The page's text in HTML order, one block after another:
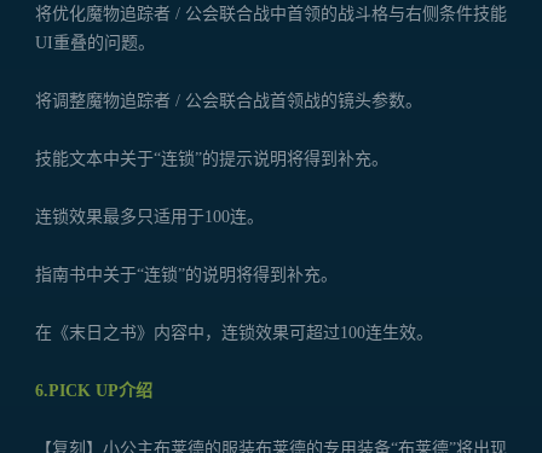
将优化魔物追踪者 / 公会联合战中首领的战斗格与右侧条件技能
UI重叠的问题。
将调整魔物追踪者 / 公会联合战首领战的镜头参数。
技能文本中关于“连锁”的提示说明将得到补充。
连锁效果最多只适用于100连。
指南书中关于“连锁”的说明将得到补充。
在《末日之书》内容中，连锁效果可超过100连生效。
6.PICK UP介绍
【复刻】小公主布莱德的服装布莱德的专用装备“布莱德”将出现